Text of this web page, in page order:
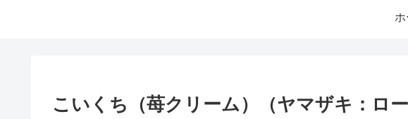
ホ
こいくち（苺クリーム）（ヤマザキ：ロー